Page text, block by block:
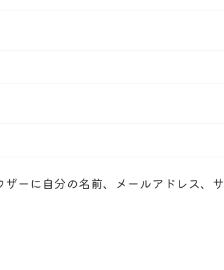
ーに自分の名前、メールアドレス、サ